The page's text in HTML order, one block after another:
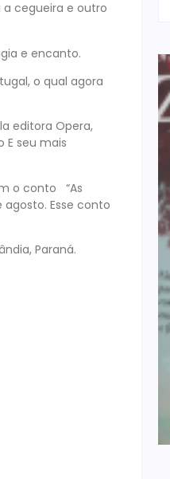
cegueira e outro
e encanto.
o qual agora
editora Opera,
E seu mais
o conto “As
agosto. Esse conto
Paraná.